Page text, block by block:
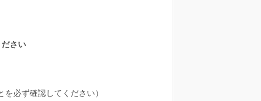
さい
必ず確認してください）